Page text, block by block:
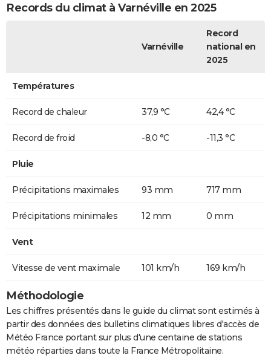
Records du climat à Varnéville en 2025
Varnéville
Record
national en
2025
Températures
Record de chaleur 37,9 °C 42,4 °C
Record de froid -8,0 °C -11,3 °C
Pluie
Précipitations maximales 93 mm 717 mm
Précipitations minimales 12 mm 0 mm
Vent
Vitesse de vent maximale 101 km/h 169 km/h
Méthodologie
Les chiffres présentés dans le guide du climat sont estimés à
partir des données des bulletins climatiques libres d'accès de
Météo France portant sur plus d'une centaine de stations
météo réparties dans toute la France Métropolitaine.